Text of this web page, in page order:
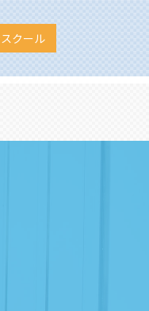
クール